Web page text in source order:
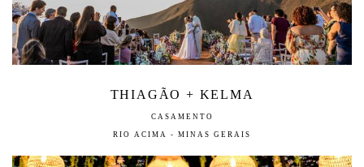
THIAGÃO + KELMA
CASAMENTO
RIO ACIMA - MINAS GERAIS